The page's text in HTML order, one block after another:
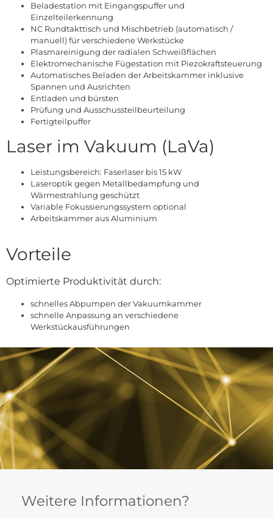
Beladestation mit Eingangspuffer und
Einzelteilerkennung
NC Rundtakttisch und Mischbetrieb (automatisch /
manuell) für verschiedene Werkstücke
Plasmareinigung der radialen Schweißflächen
Elektromechanische Fügestation mit Piezokraftsteuerung
Automatisches Beladen der Arbeitskammer inklusive
Spannen und Ausrichten
Entladen und bürsten
Prüfung und Ausschussteilbeurteilung
Fertigteilpuffer
Laser im Vakuum (LaVa)
Leistungsbereich: Faserlaser bis 15 kW
Laseroptik gegen Metallbedampfung und
Wärmestrahlung geschützt
Variable Fokussierungssystem optional
Arbeitskammer aus Aluminium
Vorteile
Optimierte Produktivität durch:
schnelles Abpumpen der Vakuumkammer
schnelle Anpassung an verschiedene
Werkstückausführungen
Weitere Informationen?